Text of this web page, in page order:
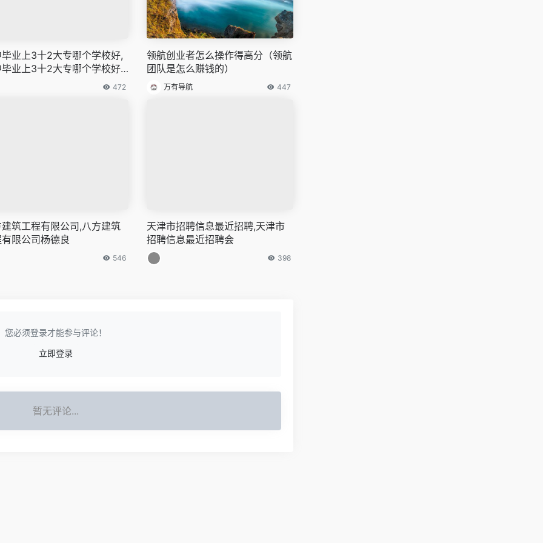
业上3十2大专哪个学校好,
业上3十2大专哪个学校好
472
领航创业者怎么操作得高分（领航
团队是怎么赚钱的）
万有导航 447
筑工程有限公司,八方建筑
限公司杨德良
546
天津市招聘信息最近招聘,天津市
招聘信息最近招聘会
398
您必须登录才能参与评论！
立即登录
暂无评论...